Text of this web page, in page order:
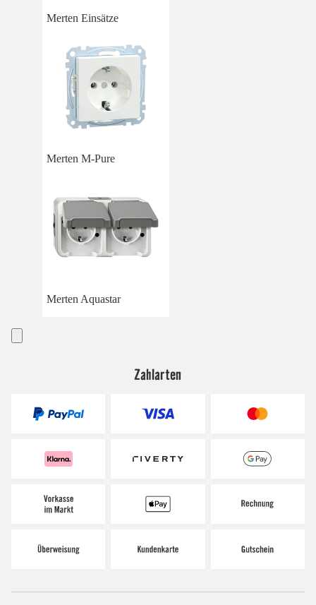
Merten Einsätze
Merten M-Pure
Merten Aquastar
Zahlarten